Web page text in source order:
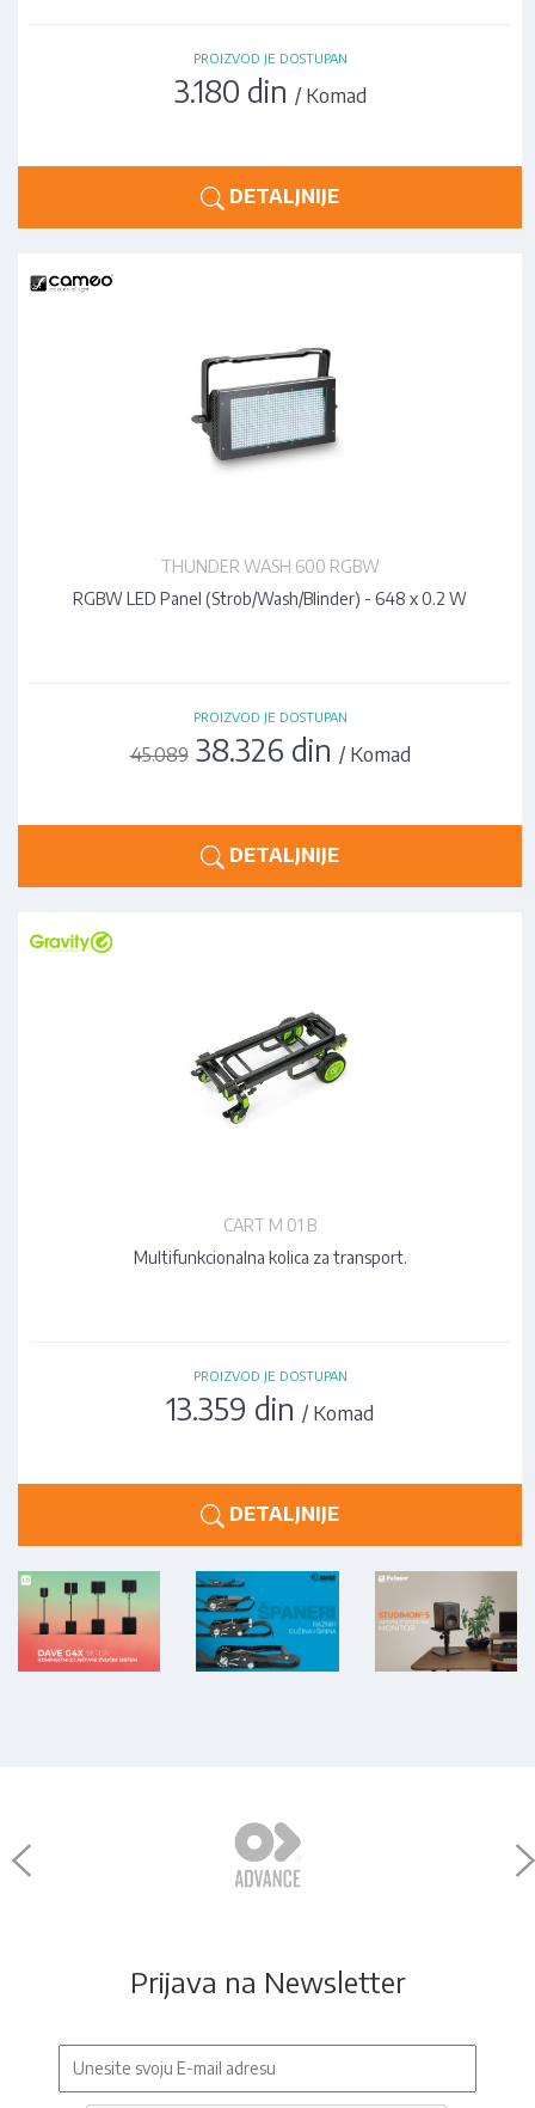
PROIZVOD JE DOSTUPAN
3.180 din / Komad
DETALJNIJE
THUNDER WASH 600 RGBW
RGBW LED Panel (Strob/Wash/Blinder) - 648 x 0.2 W
PROIZVOD JE DOSTUPAN
45.08938.326 din / Komad
DETALJNIJE
CART M 01 B
Multifunkcionalna kolica za transport.
PROIZVOD JE DOSTUPAN
13.359 din / Komad
DETALJNIJE
Prijava na Newsletter